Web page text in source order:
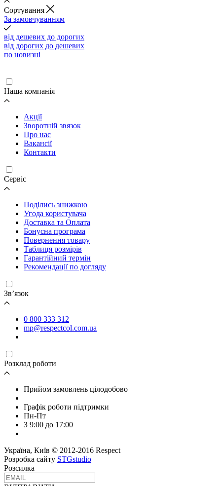
Cортування
За замовчуванням
від дешевих до дорогих
від дорогих до дешевих
по новизні
Наша компанія
Акції
Зворотній звязок
Про нас
Вакансії
Контакти
Cервіс
Поділись знижкою
Угода користувача
Доставка та Оплата
Бонусна програма
Повернення товару
Таблиця розмірів
Гарантійний термін
Рекомендації по догляду
Зв’язок
0 800 333 312
mp@respectcol.com.ua
Розклад роботи
Прийом замовлень цілодобово
Графік роботи підтримки
Пн-Пт
З 9:00 до 17:00
Україна, Київ © 2012-2016 Respect
Розробка сайту STGstudio
Розсилка